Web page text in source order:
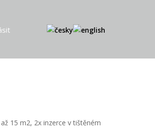
15 m2, 2x inzerce v tištěném